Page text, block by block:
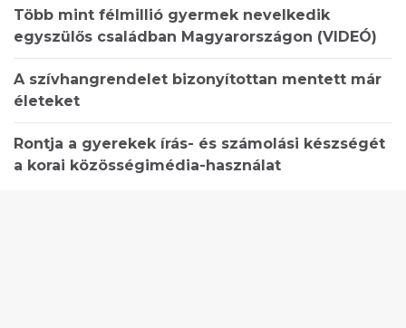
Több mint félmillió gyermek nevelkedik
egyszülős családban Magyarországon (VIDEÓ)
A szívhangrendelet bizonyítottan mentett már
életeket
Rontja a gyerekek írás- és számolási készségét
a korai közösségimédia-használat